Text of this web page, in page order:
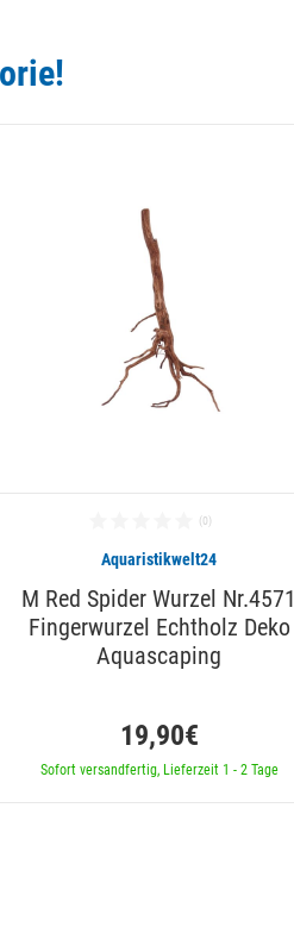
Aquaristikwelt24
M Red Spider Wurzel Nr.4571
Fingerwurzel Echtholz Deko
Aquascaping
19,90€
Sofort versandfertig, Lieferzeit 1 - 2 Tage